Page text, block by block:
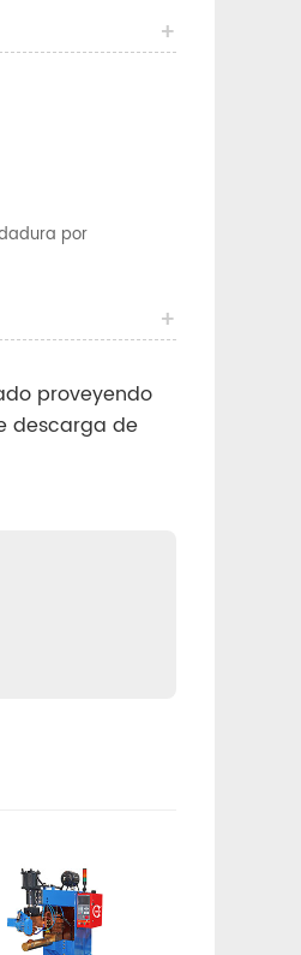
por
proveyendo
descarga de